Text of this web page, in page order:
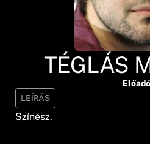
TÉGLÁS
Előadó
LEÍRÁS
Színész.